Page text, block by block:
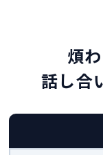
煩
話し合